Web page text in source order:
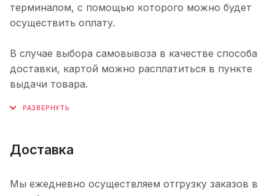
терминалом, с помощью которого можно будет
осуществить оплату.
В случае выбора самовывоза в качестве способа
доставки, картой можно расплатиться в пункте
выдачи товара.
Доставка
Мы ежедневно осуществляем отгрузку заказов в